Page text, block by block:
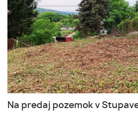
Na predaj pozemok v